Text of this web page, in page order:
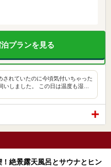
プランを見る
されていたのに今頃気付いちゃった
いしました。 この日は温度も湿…
絶景露天風呂とサウナとヒン